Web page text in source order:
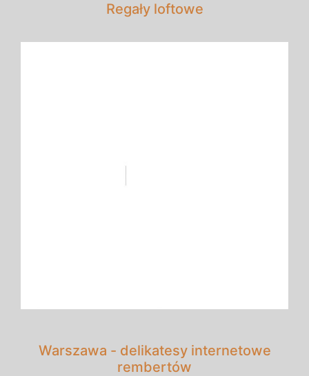
Regały loftowe
Warszawa - delikatesy internetowe
rembertów